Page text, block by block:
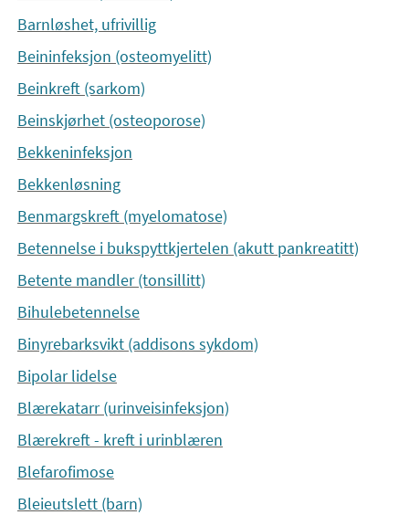
Barnløshet, ufrivillig
Beininfeksjon (osteomyelitt)
Beinkreft (sarkom)
Beinskjørhet (osteoporose)
Bekkeninfeksjon
Bekkenløsning
Benmargskreft (myelomatose)
Betennelse i bukspyttkjertelen (akutt pankreatitt)
Betente mandler (tonsillitt)
Bihulebetennelse
Binyrebarksvikt (addisons sykdom)
Bipolar lidelse
Blærekatarr (urinveisinfeksjon)
Blærekreft - kreft i urinblæren
Blefarofimose
Bleieutslett (barn)